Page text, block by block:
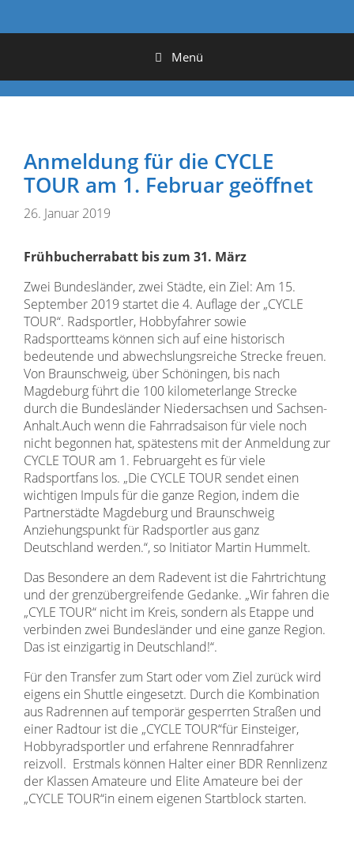
Menü
Anmeldung für die CYCLE
TOUR am 1. Februar geöffnet
26. Januar 2019
Frühbucherrabatt bis zum 31. März
Zwei Bundesländer, zwei Städte, ein Ziel: Am 15.
September 2019 startet die 4. Auflage der „CYCLE
TOUR“. Radsportler, Hobbyfahrer sowie
Radsportteams können sich auf eine historisch
bedeutende und abwechslungsreiche Strecke freuen.
Von Braunschweig, über Schöningen, bis nach
Magdeburg führt die 100 kilometerlange Strecke
durch die Bundesländer Niedersachsen und Sachsen-
Anhalt.Auch wenn die Fahrradsaison für viele noch
nicht begonnen hat, spätestens mit der Anmeldung zur
CYCLE TOUR am 1. Februargeht es für viele
Radsportfans los. „Die CYCLE TOUR sendet einen
wichtigen Impuls für die ganze Region, indem die
Partnerstädte Magdeburg und Braunschweig
Anziehungspunkt für Radsportler aus ganz
Deutschland werden.“, so Initiator Martin Hummelt.
Das Besondere an dem Radevent ist die Fahrtrichtung
und der grenzübergreifende Gedanke. „Wir fahren die
„CYLE TOUR“ nicht im Kreis, sondern als Etappe und
verbinden zwei Bundesländer und eine ganze Region.
Das ist einzigartig in Deutschland!“.
Für den Transfer zum Start oder vom Ziel zurück wird
eigens ein Shuttle eingesetzt. Durch die Kombination
aus Radrennen auf temporär gesperrten Straßen und
einer Radtour ist die „CYCLE TOUR“für Einsteiger,
Hobbyradsportler und erfahrene Rennradfahrer
reizvoll. Erstmals können Halter einer BDR Rennlizenz
der Klassen Amateure und Elite Amateure bei der
„CYCLE TOUR“in einem eigenen Startblock starten.